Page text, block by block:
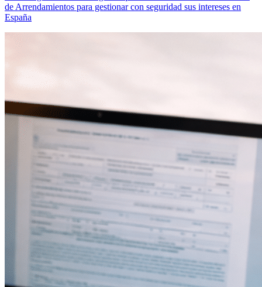
de Arrendamientos para gestionar con seguridad sus intereses en
España